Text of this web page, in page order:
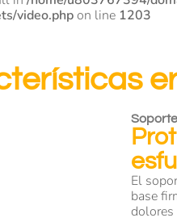
video.phpon line 1203
El
base
dolores